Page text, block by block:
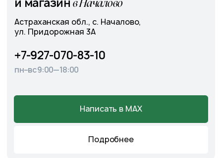
пн–вс 9:00—18:00
Написать в MAX
Подробнее